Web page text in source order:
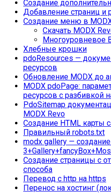
Создание
Добавление страниц и
Создание меню в
Cкачать MODX
Многоуровневое
Хлебные крошки
pdoResources —
ресурсов
Обновление MODX до
MODX pdoPage:
ресурсов с разбивкой
PdoSitemap
MODX Revo
Создание HTML карты
Правильный robots.txt
modx gallery —
Создание страницы с
способа
Перевод с http на https
Перенос на хостинг